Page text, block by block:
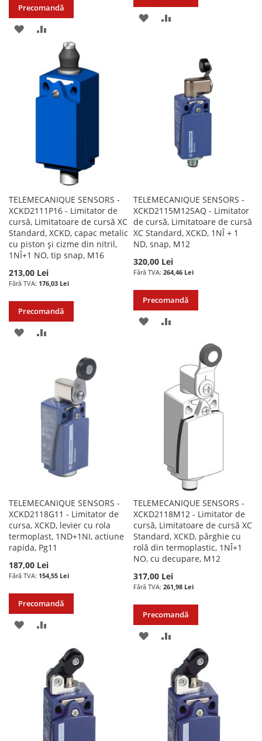
Precomandă
ADAUGATI
PENTRU
COMPARARE
ADAUGATI
DORINTE
COMPARARE
TELEMECANIQUE SENSORS -
XCKD2111P16 - Limitator de
cursă, Limitatoare de cursă XC
Standard, XCKD, capac metalic
cu piston și cizme din nitril,
1NÎ+1 NO, tip snap, M16
213,00 Lei
176,03 Lei
Precomandă
ADAUGATI
DORINTE
COMPARARE
TELEMECANIQUE SENSORS -
XCKD2115M12SAQ - Limitator
de cursă, Limitatoare de cursă
XC Standard, XCKD, 1NÎ + 1
ND, snap, M12
320,00 Lei
264,46 Lei
Precomandă
ADAUGATI
DORINTE
COMPARARE
TELEMECANIQUE SENSORS -
XCKD2118G11 - Limitator de
cursa, XCKD, levier cu rola
termoplast, 1ND+1NI, actiune
rapida, Pg11
187,00 Lei
154,55 Lei
Precomandă
ADAUGATI
DORINTE
COMPARARE
TELEMECANIQUE SENSORS -
XCKD2118M12 - Limitator de
cursă, Limitatoare de cursă XC
Standard, XCKD, pârghie cu
rolă din termoplastic, 1NÎ+1
NO, cu decupare, M12
317,00 Lei
261,98 Lei
Precomandă
ADAUGATI
LISTA
DORINTE
PENTRU
COMPARARE